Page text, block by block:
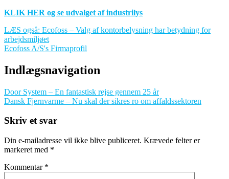
KLIK HER og se udvalget af industrilys
LÆS også: Ecofoss – Valg af kontorbelysning har betydning for
arbejdsmiljøet
Ecofoss A/S's Firmaprofil
Indlægsnavigation
Door System – En fantastisk rejse gennem 25 år
Dansk Fjernvarme – Nu skal der sikres ro om affaldssektoren
Skriv et svar
Din e-mailadresse vil ikke blive publiceret. Krævede felter er
markeret med *
Kommentar *